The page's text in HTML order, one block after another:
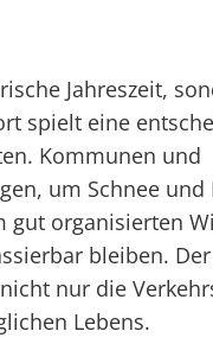
Jahreszeit,
spielt eine
Kommunen und
um Schnee und
gut organisierten
bleiben.
nur die
Lebens.